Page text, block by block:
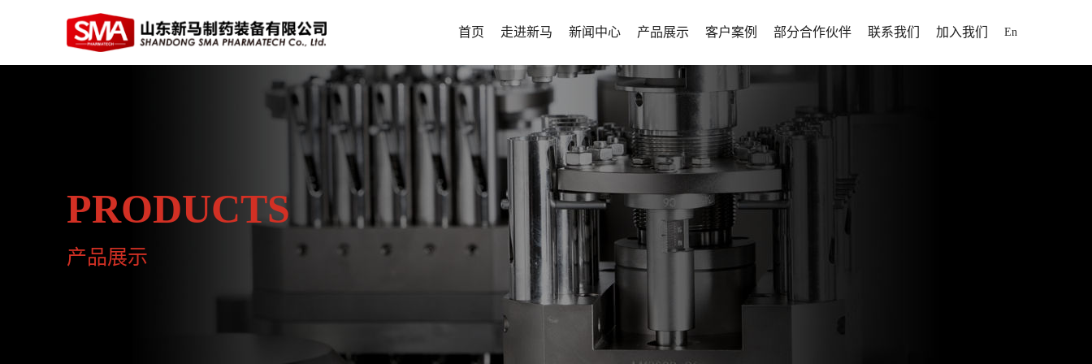
首页 走进新马
公司介绍
发展历程
企业文化
资质荣誉
新马风貌
宣传视频
山东新马制药装备有限公司坐落于山东省
淄博市高新技术开发区，公司成立于1995
年，其前身为意大利...
新闻中心
高质量、高可靠性、高性价比的固体制剂
设备，为用户打造智能化制药工厂提供更
及时到位的全方位服务。
产品展示
实验型项目整体解决方案
生产型项目整体解决方案
密闭性项目整体解决方案
连续制造解决方案
客户定制化解决方案
其他辅机
客户案例
客户案例
部分合作伙伴 联系我们 加入我们 En
PRODUCTS
产品展示